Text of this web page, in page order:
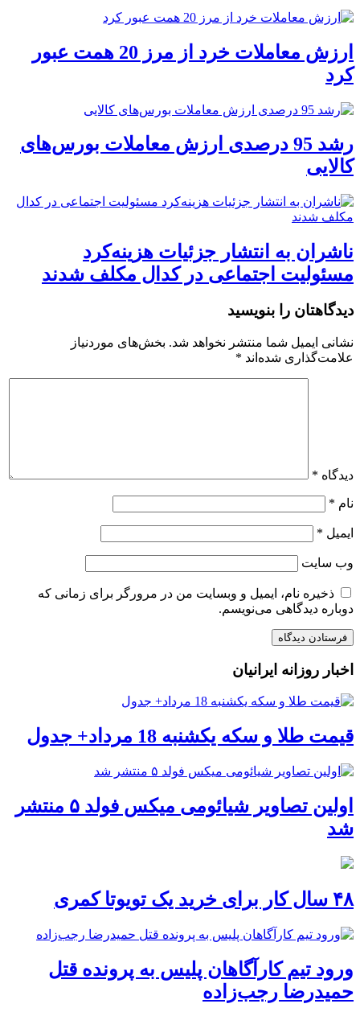
ارزش معاملات خرد از مرز 20 همت عبور
کرد
رشد 95 درصدی ارزش معاملات بورس‌های
کالایی
ناشران به انتشار جزئیات هزینه‌کرد
مسئولیت اجتماعی در کدال مکلف شدند
دیدگاهتان را بنویسید
نشانی ایمیل شما منتشر نخواهد شد. بخش‌های موردنیاز
علامت‌گذاری شده‌اند *
دیدگاه *
نام *
ایمیل *
وب‌ سایت
ذخیره نام، ایمیل و وبسایت من در مرورگر برای زمانی که
دوباره دیدگاهی می‌نویسم.
اخبار روزانه ایرانیان
قیمت طلا و سکه یکشنبه 18 مرداد+ جدول
اولین تصاویر شیائومی میکس فولد ۵ منتشر
شد
۴۸ سال کار برای خرید یک تویوتا کمری
ورود تیم کارآگاهان پلیس به پرونده قتل
حمیدرضا رجب‌زاده